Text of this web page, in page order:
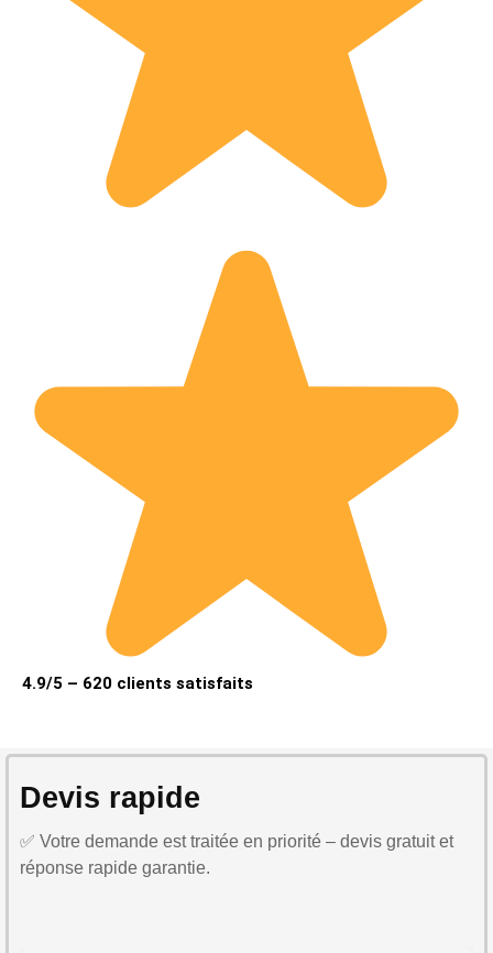
4.9/5 – 620 clients satisfaits
Devis rapide
✅ Votre demande est traitée en priorité – devis gratuit et
réponse rapide garantie.